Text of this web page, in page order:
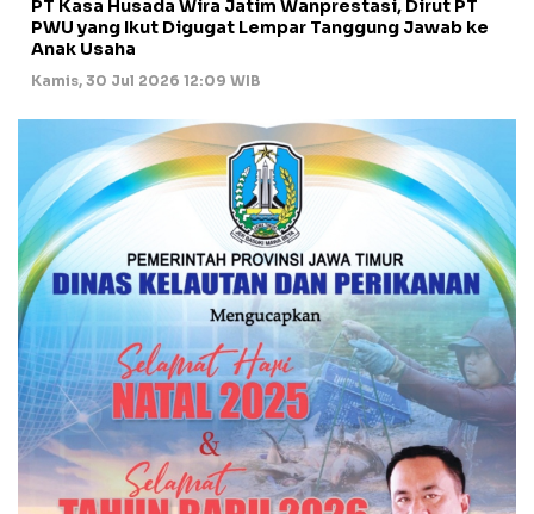
PT Kasa Husada Wira Jatim Wanprestasi, Dirut PT
PWU yang Ikut Digugat Lempar Tanggung Jawab ke
Anak Usaha
Kamis, 30 Jul 2026 12:09 WIB